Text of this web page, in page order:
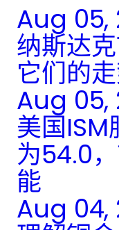
Aug 05,
纳斯达克
它们的
Aug 05,
美国ISM
为54.0
能
Aug 04,